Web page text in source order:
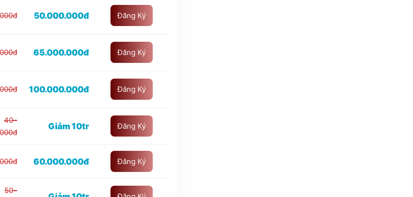
50.000.000đ Đăng Ký
65.000.000đ Đăng Ký
100.000.000đ Đăng Ký
40–
Giảm 10tr Đăng Ký
60.000.000đ Đăng Ký
50–